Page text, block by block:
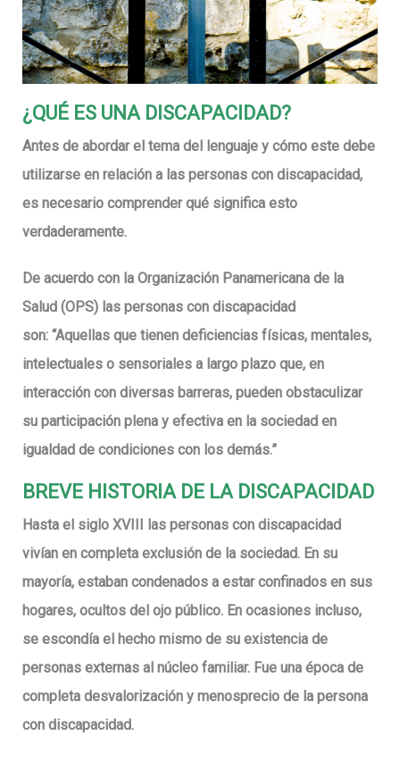
¿QUÉ ES UNA DISCAPACIDAD?
Antes de abordar el tema del lenguaje y cómo este debe
utilizarse en relación a las personas con discapacidad,
es necesario comprender qué significa esto
verdaderamente.
De acuerdo con la Organización Panamericana de la
Salud (OPS) las personas con discapacidad
son: “Aquellas que tienen deficiencias físicas, mentales,
intelectuales o sensoriales a largo plazo que, en
interacción con diversas barreras, pueden obstaculizar
su participación plena y efectiva en la sociedad en
igualdad de condiciones con los demás.”
BREVE HISTORIA DE LA DISCAPACIDAD
Hasta el siglo XVIII las personas con discapacidad
vivían en completa exclusión de la sociedad. En su
mayoría, estaban condenados a estar confinados en sus
hogares, ocultos del ojo público. En ocasiones incluso,
se escondía el hecho mismo de su existencia de
personas externas al núcleo familiar. Fue una época de
completa desvalorización y menosprecio de la persona
con discapacidad.